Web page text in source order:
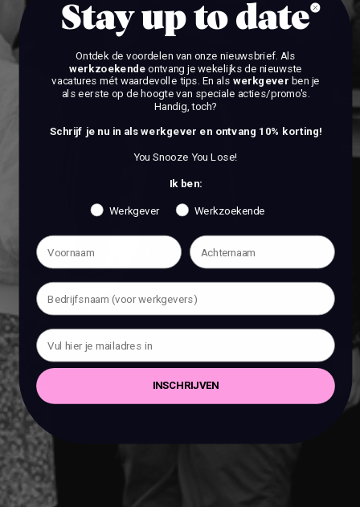
Stay up to date
Ontdek de voordelen van onze nieuwsbrief. Als
werkzoekendeontvang je wekelijks de nieuwste
vacatures mét waardevolle tips. En als werkgever ben je
als eerste op de hoogte van speciale acties/promo's.
Handig, toch?
Schrijf je nu in als werkgever en ontvang 10% korting!
You Snooze You Lose!
Ik ben:
Werkgever Werkzoekende
INSCHRIJVEN